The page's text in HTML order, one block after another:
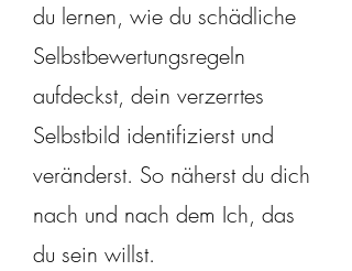
du lernen, wie du schädliche
Selbstbewertungsregeln
aufdeckst, dein verzerrtes
Selbstbild identifizierst und
veränderst. So näherst du dich
nach und nach dem Ich, das
du sein willst.